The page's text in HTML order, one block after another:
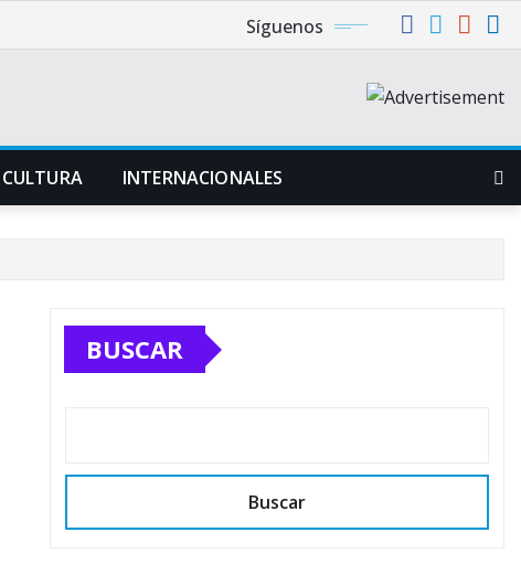
Síguenos
CULTURA INTERNACIONALES
BUSCAR
Buscar